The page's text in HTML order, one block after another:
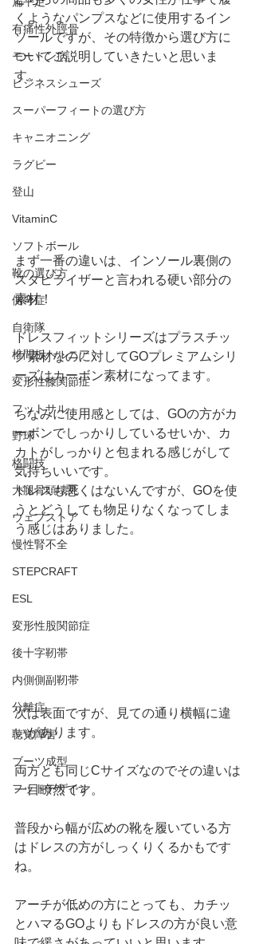
有痛性外脛骨
モートン病
ビジネスシューズ
スーパーフィートの選び方
キャニオニング
ラグビー
登山
VitaminC
ソフトボール
靴の選び方
側弯症
自衛隊
椎間板ヘルニア
変形性膝関節症
フットサル
野球
格闘技
大腿骨頭壊死
ウェブストア
慢性腎不全
STEPCRAFT
ESL
変形性股関節症
後十字靭帯
内側側副靭帯
分離症
聴覚障害
ブーツ成型
フットデザイン
くようなパンプスなどに使用するイン
ソールですが、その特徴から選び方に
ついてご説明していきたいと思いま
す。
まず一番の違いは、インソール裏側の
スタビライザーと言われる硬い部分の
素材！
ドレスフィットシリーズはプラスチッ
ク素材なのに対してGOプレミアムシリ
ーズはカーボン素材になってます。
ちなみに使用感としては、GOの方がカ
ーボンでしっかりしているせいか、カ
カトがしっかりと包まれる感じがして
気持ちいいです。
ドレスも悪くはないんですが、GOを使
うとどうしても物足りなくなってしま
う感じはありました。
次は表面ですが、見ての通り横幅に違
いがあります。
両方とも同じCサイズなのでその違いは
一目瞭然です。
普段から幅が広めの靴を履いている方
はドレスの方がしっくりくるかもです
ね。
アーチが低めの方にとっても、カチッ
とハマるGOよりもドレスの方が良い意